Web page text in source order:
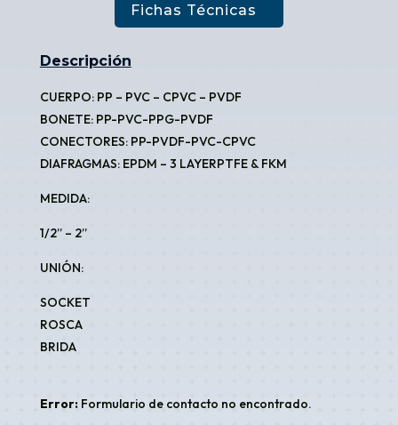
Fichas Técnicas
Descripción
CUERPO: PP – PVC – CPVC – PVDF
BONETE: PP-PVC-PPG-PVDF
CONECTORES: PP-PVDF-PVC-CPVC
DIAFRAGMAS: EPDM – 3 LAYERPTFE & FKM
MEDIDA:
1/2” – 2”
UNIÓN:
SOCKET
ROSCA
BRIDA
Error:Formulario de contacto no encontrado.